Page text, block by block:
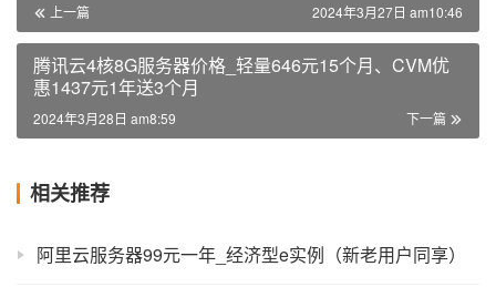
上一篇 2024年3月27日 am10:46
腾讯云4核8G服务器价格_轻量646元15个月、CVM优
惠1437元1年送3个月
下一篇
2024年3月28日 am8:59
相关推荐
阿里云服务器99元一年_经济型e实例（新老用户同享）